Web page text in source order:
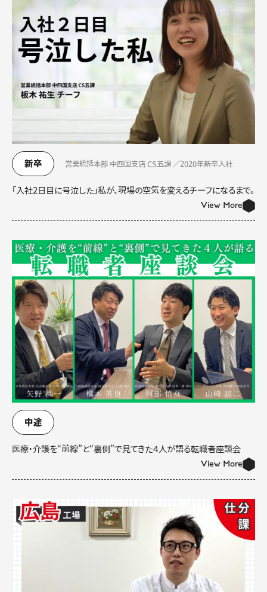
新卒 営業統括本部 中四国支店 CS五課 ／2020年新卒入社
「入社2日目に号泣した」私が、現場の空気を変えるチーフになるまで。
View More
中途
医療・介護を“前線”と“裏側”で見てきた４人が語る転職者座談会
View More